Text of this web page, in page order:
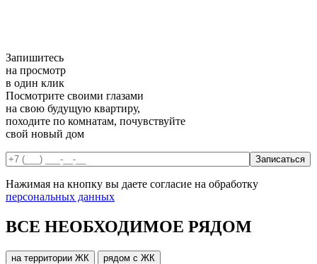
Запишитесь
на просмотр
в один клик
Посмотрите своими глазами
на свою будущую квартиру,
походите по комнатам, почувствуйте
свой новый дом
Нажимая на кнопку вы даете согласие на обработку
персональных данных
ВСЕ НЕОБХОДИМОЕ РЯДОМ
на территории ЖК рядом с ЖК